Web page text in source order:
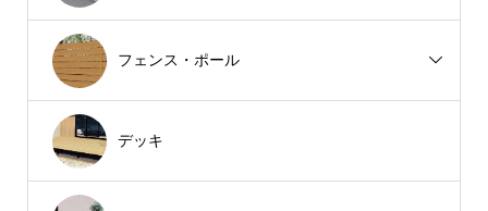
フェンス・ポール
デッキ